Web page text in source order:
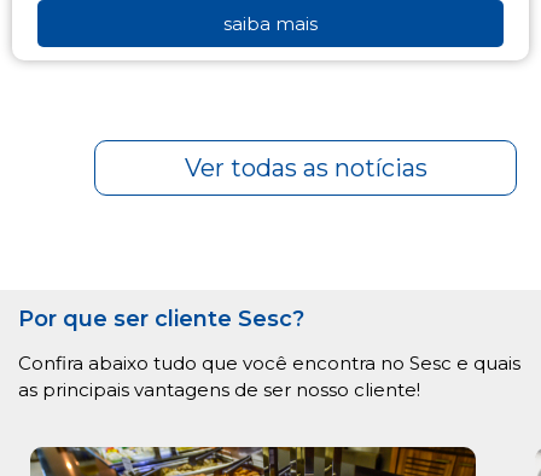
saiba mais
Ver todas as notícias
Por que ser cliente Sesc?
Confira abaixo tudo que você encontra no Sesc e quais
as principais vantagens de ser nosso cliente!